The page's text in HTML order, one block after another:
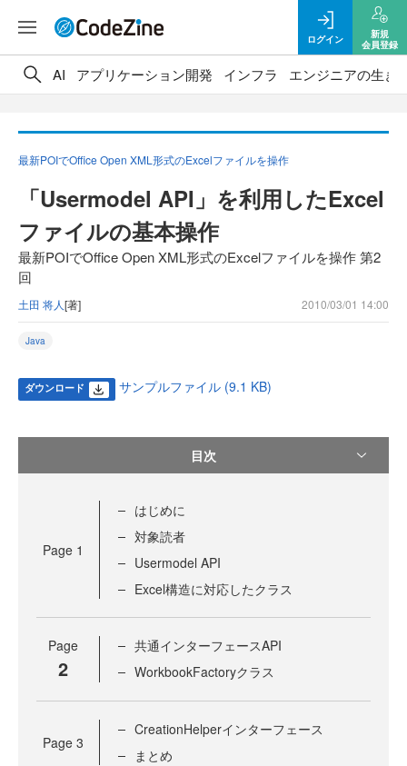
ログイン
新規
会員登録
AI アプリケーション開発 インフラ エンジニアの生き
最新POIでOffice Open XML形式のExcelファイルを操作
「Usermodel API」を利用したExcel
ファイルの基本操作
最新POIでOffice Open XML形式のExcelファイルを操作 第2
回
土田 将人[著] 2010/03/01 14:00
Java
ダウンロード サンプルファイル (9.1 KB)
目次
Page 1
はじめに
対象読者
Usermodel API
Excel構造に対応したクラス
Page
2
共通インターフェースAPI
WorkbookFactoryクラス
Page 3
CreationHelperインターフェース
まとめ